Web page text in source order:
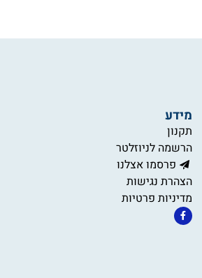
מידע
תקנון
הרשמה לניוזלטר
פרסמו אצלנו
הצהרת נגישות
מדיניות פרטיות